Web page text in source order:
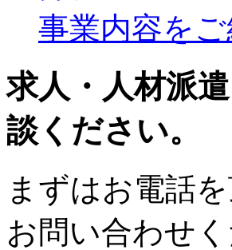
事業内容を
求人・人材派
談ください。
まずはお電話
お問い合わせく